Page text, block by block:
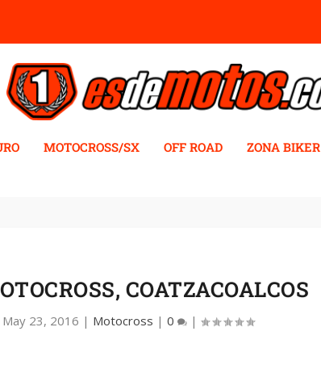
MOTOCROSS/SX OFF ROAD ZONA BIKER
COATZACOALCOS
May 23, 2016 | Motocross |0 |